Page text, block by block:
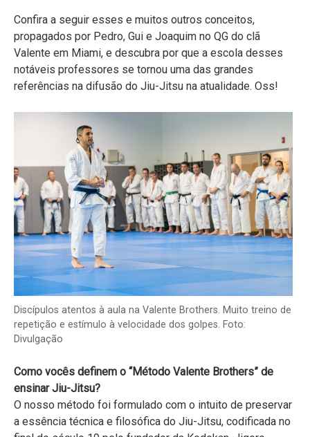
Confira a seguir esses e muitos outros conceitos,
propagados por Pedro, Gui e Joaquim no QG do clã
Valente em Miami, e descubra por que a escola desses
notáveis professores se tornou uma das grandes
referências na difusão do Jiu-Jitsu na atualidade. Oss!
Discípulos atentos à aula na Valente Brothers. Muito treino de
repetição e estímulo à velocidade dos golpes. Foto:
Divulgação
Como vocês definem o “Método Valente Brothers” de
ensinar Jiu-Jitsu?
O nosso método foi formulado com o intuito de preservar
a essência técnica e filosófica do Jiu-Jitsu, codificada no